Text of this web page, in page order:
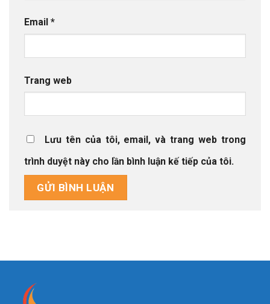
Email *
Trang web
Lưu tên của tôi, email, và trang web trong
trình duyệt này cho lần bình luận kế tiếp của tôi.